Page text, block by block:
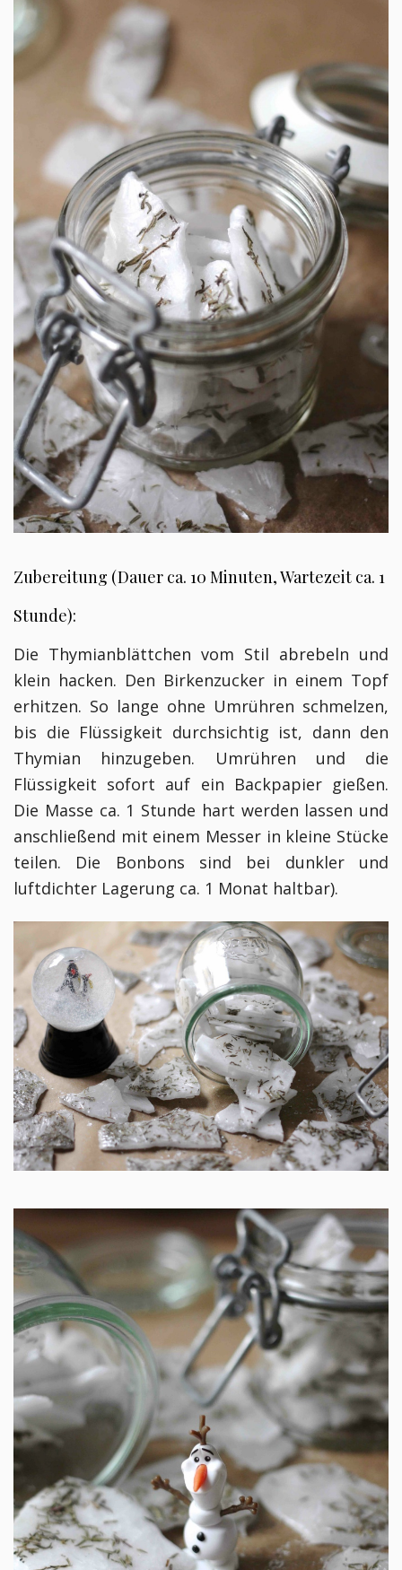
Zubereitung (Dauer ca. 10 Minuten, Wartezeit ca. 1
Stunde):
Die Thymianblättchen vom Stil abrebeln und
klein hacken. Den Birkenzucker in einem Topf
erhitzen. So lange ohne Umrühren schmelzen,
bis die Flüssigkeit durchsichtig ist, dann den
Thymian hinzugeben. Umrühren und die
Flüssigkeit sofort auf ein Backpapier gießen.
Die Masse ca. 1 Stunde hart werden lassen und
anschließend mit einem Messer in kleine Stücke
teilen. Die Bonbons sind bei dunkler und
luftdichter Lagerung ca. 1 Monat haltbar).